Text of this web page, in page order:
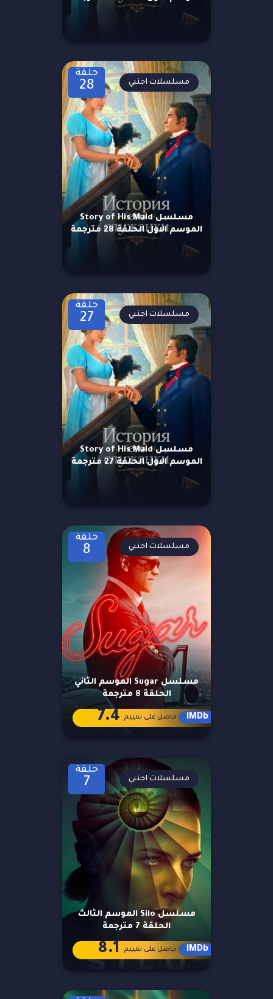
حلقة
28
مسلسل Story of His Maid
الموسم الاول الحلقة 28 مترجمة
مسلسلات اجنبي
حلقة
27
مسلسل Story of His Maid
الموسم الاول الحلقة 27 مترجمة
مسلسلات اجنبي
حلقة
8
مسلسل Sugar الموسم الثاني
الحلقة 8 مترجمة
مسلسلات اجنبي
IMDb حاصل على تقييم 7.4
حلقة
7
مسلسل Silo الموسم الثالث
الحلقة 7 مترجمة
مسلسلات اجنبي
IMDb حاصل على تقييم 8.1